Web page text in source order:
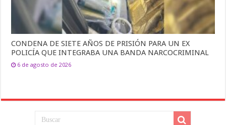
CONDENA DE SIETE AÑOS DE PRISIÓN PARA UN EX
POLICÍA QUE INTEGRABA UNA BANDA NARCOCRIMINAL
6 de agosto de 2026